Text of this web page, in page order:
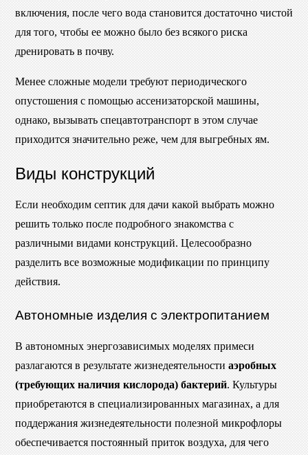
включения, после чего вода становится достаточно чистой
для того, чтобы ее можно было без всякого риска
дренировать в почву.
Менее сложные модели требуют периодического
опустошения с помощью ассенизаторской машины,
однако, вызывать спецавтотранспорт в этом случае
приходится значительно реже, чем для выгребных ям.
Виды конструкций
Если необходим септик для дачи какой выбрать можно
решить только после подробного знакомства с
различными видами конструкций. Целесообразно
разделить все возможные модификации по принципу
действия.
Автономные изделия с электропитанием
В автономных энергозависимых моделях примеси
разлагаются в результате жизнедеятельности аэробных
(требующих наличия кислорода) бактерий. Культуры
приобретаются в специализированных магазинах, а для
поддержания жизнедеятельности полезной микрофлоры
обеспечивается постоянный приток воздуха, для чего